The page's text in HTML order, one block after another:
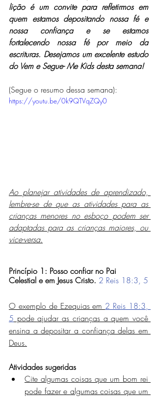
lição é um convite para refletirmos em
quem estamos depositando nossa fé e
nossa confiança e se estamos
fortalecendo nossa fé por meio da
escrituras. Desejamos um excelente estudo
do Vem e Segue- Me Kids desta semana!
(Segue o resumo dessa semana):
https://youtu.be/0k9QTVqZQy0
Ao planejar atividades de aprendizado,
lembre-se de que as atividades para as
crianças menores no esboço podem ser
adaptadas para as crianças maiores, ou
vice-versa.
Princípio 1: Posso confiar no Pai
Celestial e em Jesus Cristo. 2 Reis 18:3, 5
O exemplo de Ezequias em 2 Reis 18:3,
5 pode ajudar as crianças a quem você
ensina a depositar a confiança delas em
Deus.
Atividades sugeridas
Cite algumas coisas que um bom rei
pode fazer e algumas coisas que um